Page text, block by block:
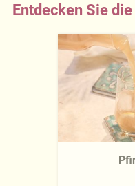
Entdecken Sie